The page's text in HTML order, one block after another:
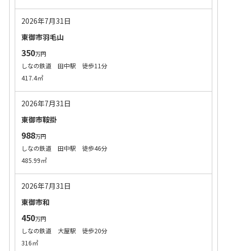
2026年7月31日
東御市羽毛山
350万円
しなの鉄道 田中駅 徒歩11分
417.4㎡
2026年7月31日
東御市鞍掛
988万円
しなの鉄道 田中駅 徒歩46分
485.99㎡
2026年7月31日
東御市和
450万円
しなの鉄道 大屋駅 徒歩20分
316㎡